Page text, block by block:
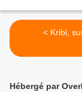
< Kribi,
Hébergé par